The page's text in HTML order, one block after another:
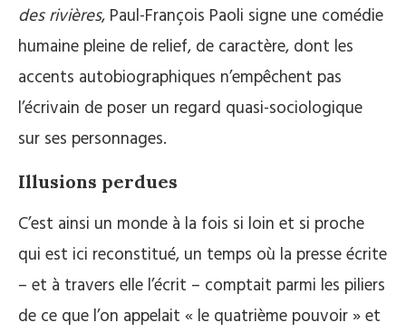
des rivières, Paul-François Paoli signe une comédie
humaine pleine de relief, de caractère, dont les
accents autobiographiques n’empêchent pas
l’écrivain de poser un regard quasi-sociologique
sur ses personnages.
Illusions perdues
C’est ainsi un monde à la fois si loin et si proche
qui est ici reconstitué, un temps où la presse écrite
– et à travers elle l’écrit – comptait parmi les piliers
de ce que l’on appelait « le quatrième pouvoir » et